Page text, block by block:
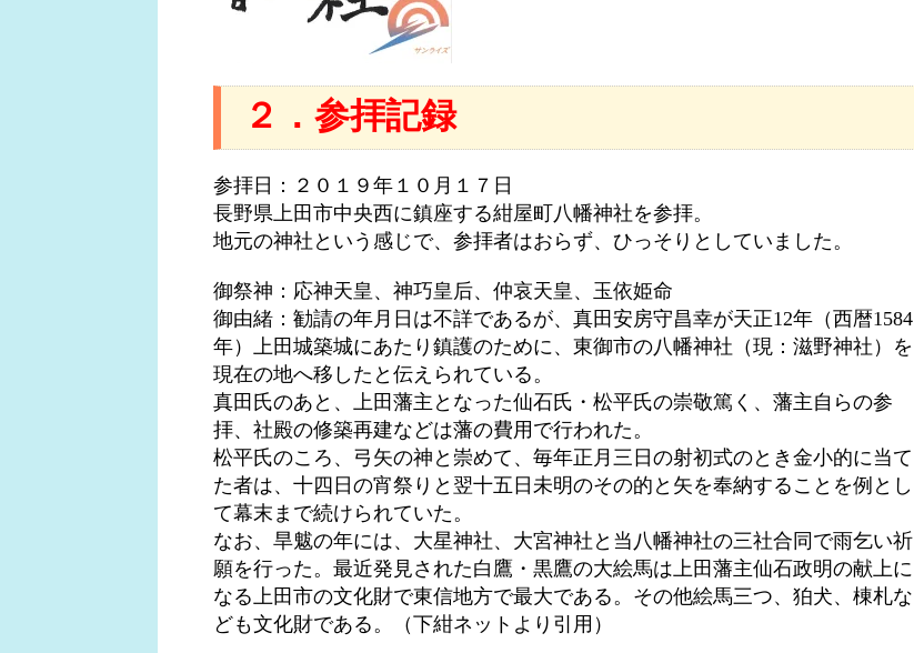
２．参拝記録
参拝日：２０１９年１０月１７日
長野県上田市中央西に鎮座する紺屋町八幡神社を参拝。
地元の神社という感じで、参拝者はおらず、ひっそりとしていました。
御祭神：応神天皇、神巧皇后、仲哀天皇、玉依姫命
御由緒：勧請の年月日は不詳であるが、真田安房守昌幸が天正12年（西暦1584
年）上田城築城にあたり鎮護のために、東御市の八幡神社（現：滋野神社）を
現在の地へ移したと伝えられている。
真田氏のあと、上田藩主となった仙石氏・松平氏の崇敬篤く、藩主自らの参
拝、社殿の修築再建などは藩の費用で行われた。
松平氏のころ、弓矢の神と崇めて、毎年正月三日の射初式のとき金小的に当て
た者は、十四日の宵祭りと翌十五日未明のその的と矢を奉納することを例とし
て幕末まで続けられていた。
なお、旱魃の年には、大星神社、大宮神社と当八幡神社の三社合同で雨乞い祈
願を行った。最近発見された白鷹・黒鷹の大絵馬は上田藩主仙石政明の献上に
なる上田市の文化財で東信地方で最大である。その他絵馬三つ、狛犬、棟札な
ども文化財である。
（下紺ネットより引用）